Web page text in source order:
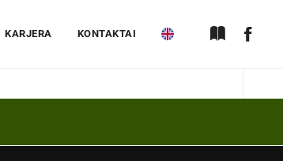
KARJERA KONTAKTAI